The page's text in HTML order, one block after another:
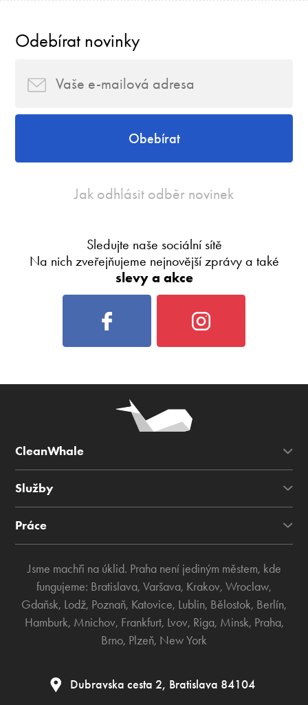
Odebírat novinky
Obebírat
Jak odhlásit odběr novinek
Sledujte naše sociální sítě
Na nich zveřejňujeme nejnovější zprávy a také
slevy a akce
CleanWhale
Služby
Práce
Jsme machři na úklid. Praha není jediným městem, kde
fungujeme: Bratislava, Varšava, Krakov, Wroclaw,
Gdaňsk, Lodž, Poznaň, Katovice, Lublin, Bělostok, Berlín,
Hamburk, Mnichov, Frankfurt, Lvov, Riga, Minsk, Praha,
Brno, Plzeň, New York
Dubravska cesta 2, Bratislava 84104